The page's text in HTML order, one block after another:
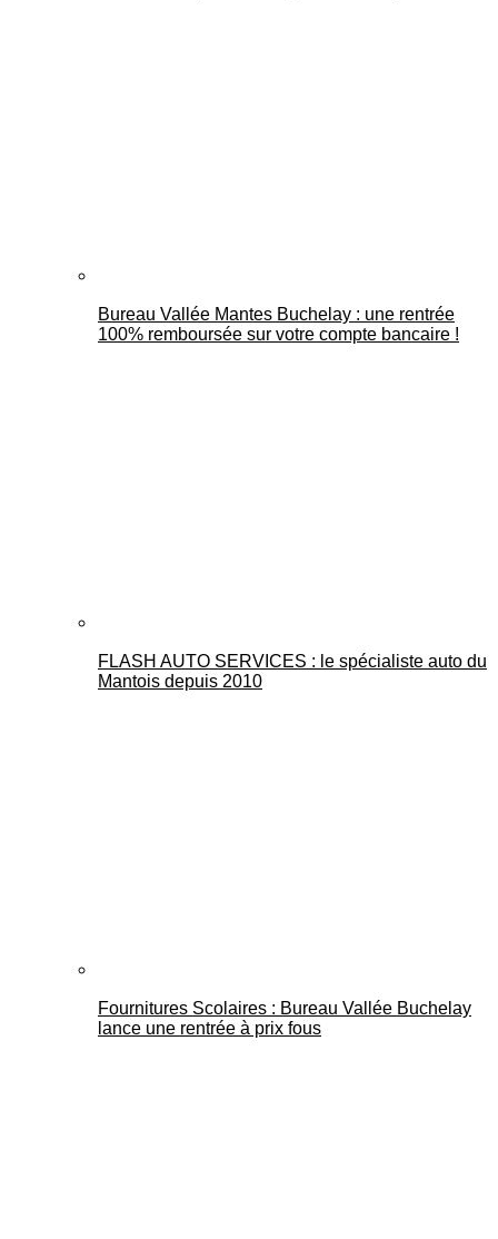
Bureau Vallée Mantes Buchelay : une rentrée
100% remboursée sur votre compte bancaire !
FLASH AUTO SERVICES : le spécialiste auto du
Mantois depuis 2010
Fournitures Scolaires : Bureau Vallée Buchelay
lance une rentrée à prix fous